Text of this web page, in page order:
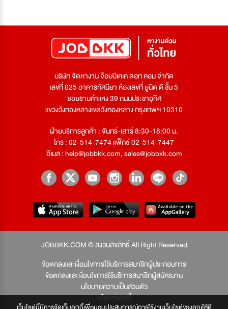
บริษัท จัดหางาน จ๊อบบีเคเค ดอท คอม จำกัด
เลขที่ 625 อาคารทัศนียา ห้องเลขที่ ยูนิต ดี ชั้น 5
ซอยรามคำแหง 39 ถนนประชาอุทิศ
แขวงวังทองหลางเขตวังทองหลาง กรุงเทพฯ 10310
ฝ่ายบริการลูกค้า : จันทร์-เสาร์ 8:30-18:00 น.
โทร : 02-514-7474 แฟ็กซ์ 02-514-7447
อีเมล :help@jobbkk.com,sales@jobbkk.com
JOBBKK.COM © สงวนลิขสิทธิ์ All Right Reserved
ข้อตกลงและเงื่อนไขการใช้บริการสมาชิกผู้ประกอบการ
ข้อตกลงและเงื่อนไขการใช้บริการสมาชิกผู้สมัครงาน
นโยบายความเป็นส่วนตัว
นโยบายคุกกี้